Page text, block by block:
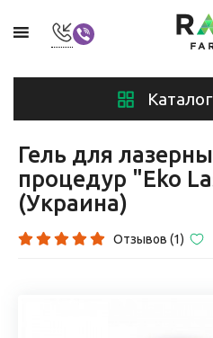
Гель для
процедур "Eko
(Украина)
Отзывов (1)